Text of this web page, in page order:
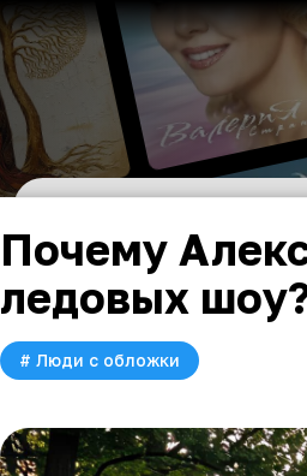
Почему
ледовых
# Люди с обложки